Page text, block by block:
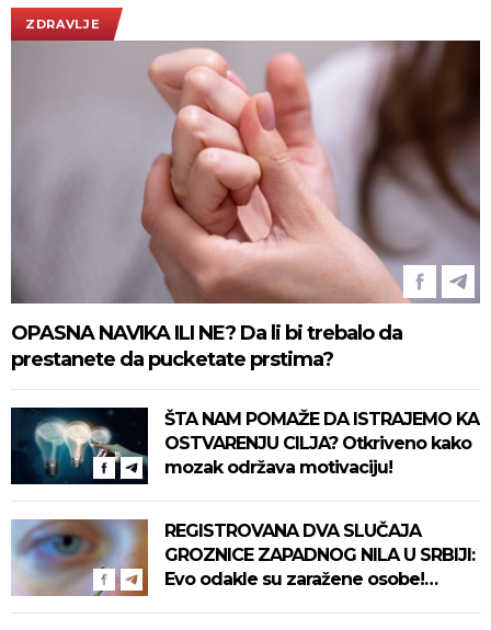
ZDRAVLJE
OPASNA NAVIKA ILI NE? Da li bi trebalo da
prestanete da pucketate prstima?
ŠTA NAM POMAŽE DA ISTRAJEMO KA
OSTVARENJU CILJA? Otkriveno kako
mozak održava motivaciju!
REGISTROVANA DVA SLUČAJA
GROZNICE ZAPADNOG NILA U SRBIJI:
Evo odakle su zaražene osobe!